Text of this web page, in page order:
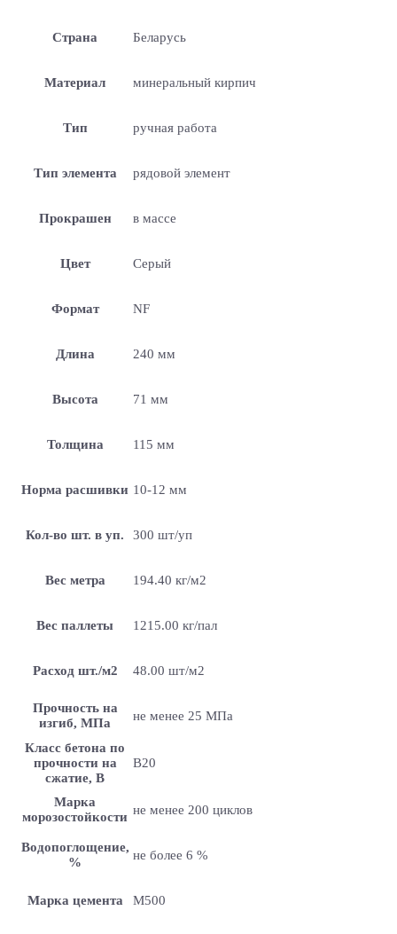
Страна Беларусь
Материал минеральный кирпич
Тип ручная работа
Тип элемента рядовой элемент
Прокрашен в массе
Цвет Серый
Формат NF
Длина 240 мм
Высота 71 мм
Толщина 115 мм
Норма расшивки 10-12 мм
Кол-во шт. в уп. 300 шт/уп
Вес метра 194.40 кг/м2
Вес паллеты 1215.00 кг/пал
Расход шт./м2 48.00 шт/м2
Прочность на
изгиб, МПа
не менее 25 МПа
Класс бетона по
прочности на
сжатие, В
B20
Марка
морозостойкости не менее 200 циклов
Водопоглощение,
%
не более 6 %
Марка цемента M500